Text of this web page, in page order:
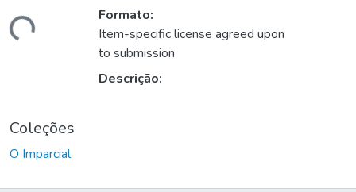
Formato:
Item-specific license agreed upon
to submission
Descrição:
Coleções
O Imparcial